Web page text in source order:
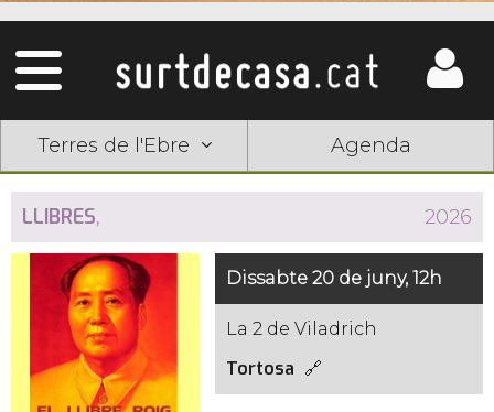
Terres de l'Ebre Agenda
LLIBRES, 2026
Dissabte 20 de juny, 12h
La 2 de Viladrich
Tortosa